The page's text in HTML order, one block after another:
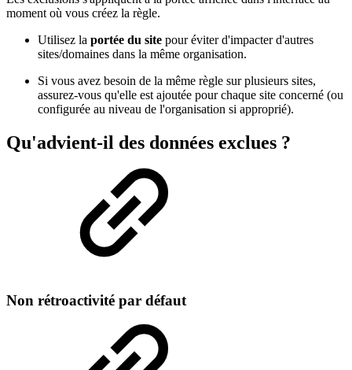
moment où vous créez la règle.
Utilisez la portée du site pour éviter d'impacter d'autres
sites/domaines dans la même organisation.
Si vous avez besoin de la même règle sur plusieurs sites,
assurez-vous qu'elle est ajoutée pour chaque site concerné (ou
configurée au niveau de l'organisation si approprié).
Qu'advient-il des données exclues ?
Non rétroactivité par défaut